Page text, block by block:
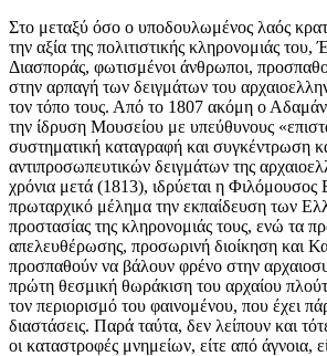
Στο μεταξύ όσο ο υποδουλωμένος λαός
την αξία της πολιτιστικής κληρονομιάς του,
Διασποράς, φωτισμένοι άνθρωποι,
στην αρπαγή των δειγμάτων του
τον τόπο τους. Από το 1807 ακόμη ο
την ίδρυση Μουσείου με υπεύθυνους
συστηματική καταγραφή και συγκέντρωση
αντιπροσωπευτικών δειγμάτων της
χρόνια μετά (1813), ιδρύεται η Φιλόμουσος
πρωταρχικό μέλημα την εκπαίδευση των
προστασίας της κληρονομιάς τους, ενώ τα
απελευθέρωσης, προσωρινή διοίκηση και
προσπαθούν να βάλουν φρένο στην
πρώτη θεσμική θωράκιση του αρχαίου
τον περιορισμό του φαινομένου, που έχει
διαστάσεις. Παρά ταύτα, δεν λείπουν και
οι καταστροφές μνημείων, είτε από άγνοια,